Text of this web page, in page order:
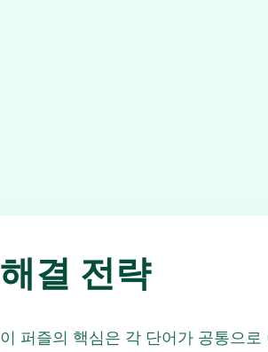
해결 전략
이 퍼즐의 핵심은 각 단어가 공통으